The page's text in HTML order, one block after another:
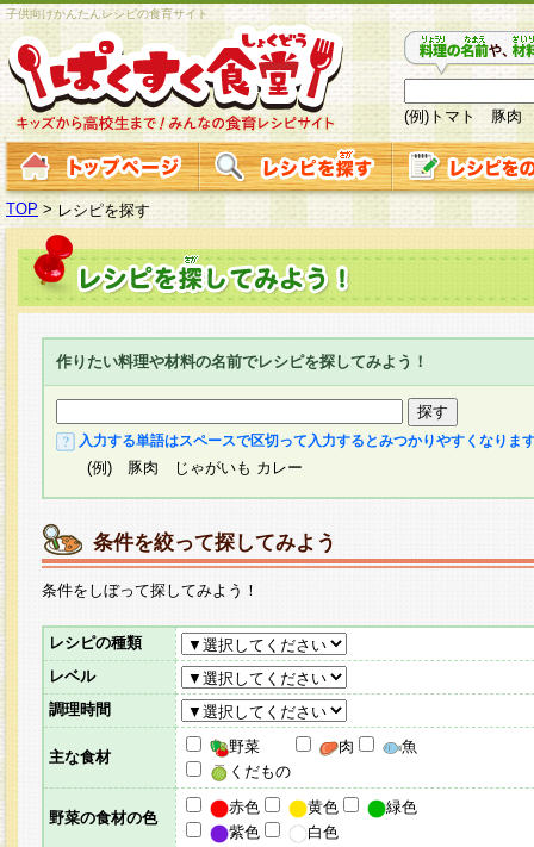
子供向けかんたんレシピの食育サイト
(例)トマト 豚肉
TOP > レシピを探す
作りたい料理や材料の名前でレシピを探してみよう！
入力する単語はスペースで区切って入力するとみつかりやすくなりま
(例) 豚肉 じゃがいも カレー
条件を絞って探してみよう
条件をしぼって探してみよう！
レシピの種類
レベル
調理時間
主な食材
野菜 肉
魚
くだもの
野菜の食材の色
赤色 黄色
緑色
紫色
白色